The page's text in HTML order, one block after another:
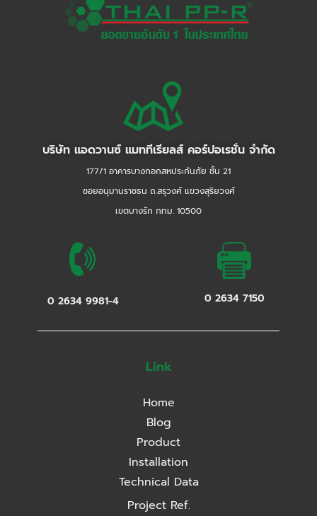
บริษัท แอดวานซ์ แมททีเรียลส์ คอร์ปอเรชั่น จำกัด
177/1 อาคารบางกอกสหประกันภัย ชั้น 21
ซอยอนุมานราชธน ถ.สรุวงศ์ แขวงสุริยวงศ์
เขตบางรัก กทม. 10500
0 2634 9981-4 0 2634 7150
Link
Home
Blog
Product
Installation
Technical Data
Project Ref.